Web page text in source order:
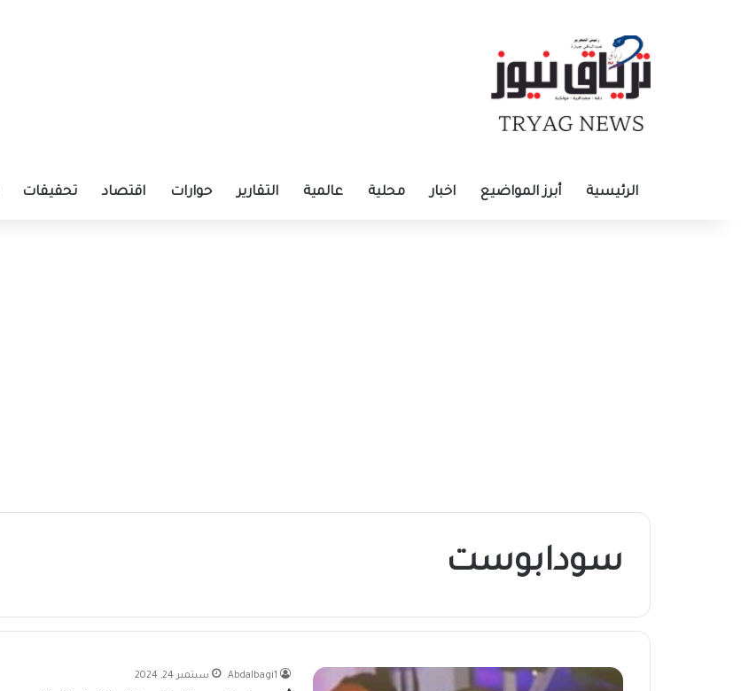
الرئيسية أبرز المواضيع اخبار محلية عالمية التقارير حوارات اقتصاد تحقيقات
سودابوست
Abdalbagi1 سبتمبر 24, 2024